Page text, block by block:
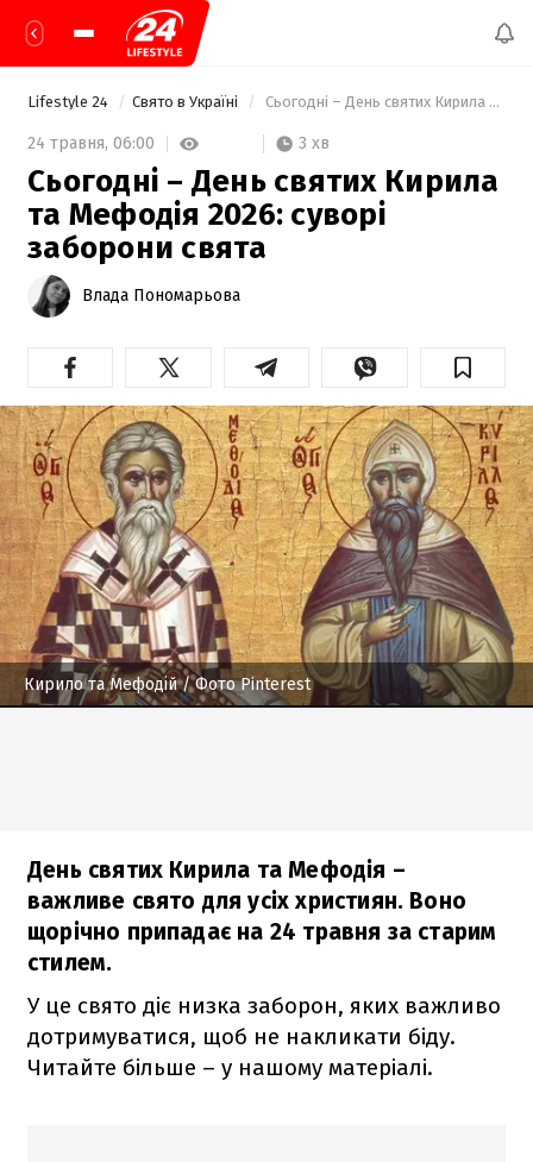
Lifestyle 24 Свято в Україні Сьогодні – День святих Кирила та Мефодія 2026: суворі заборони свята
24 травня, 06:00 3 хв
Сьогодні – День святих Кирила
та Мефодія 2026: суворі
заборони свята
Влада Пономарьова
Кирило та Мефодій/ Фото Pinterest
День святих Кирила та Мефодія –
важливе свято для усіх християн. Воно
щорічно припадає на 24 травня за старим
стилем.
У це свято діє низка заборон, яких важливо
дотримуватися, щоб не накликати біду.
Читайте більше – у нашому матеріалі.